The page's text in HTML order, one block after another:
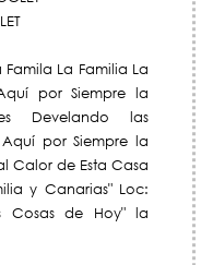
La Familia La
por Siempre la
Develando las
por Siempre la
Calor de Esta Casa
y Canarias" Loc:
Cosas de Hoy" la